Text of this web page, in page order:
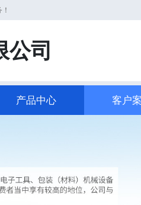
司
产品中心 客户